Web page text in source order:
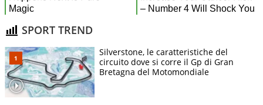
SPORT TREND
Silverstone, le caratteristiche del
circuito dove si corre il Gp di Gran
Bretagna del Motomondiale